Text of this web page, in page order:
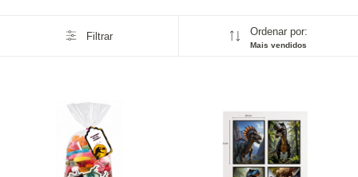
Filtrar Ordenar por:
Mais vendidos